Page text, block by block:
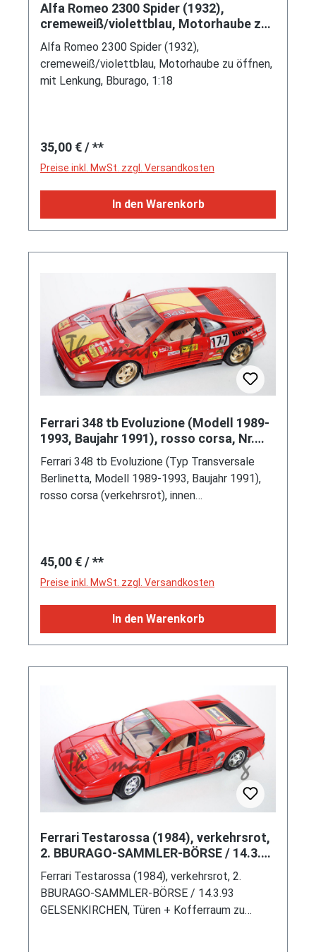
Alfa Romeo 2300 Spider (1932),
cremeweiß/violettblau, Motorhaube zu
öffnen, mit Lenkung, Bburago, 1:
Alfa Romeo 2300 Spider (1932),
cremeweiß/violettblau, Motorhaube zu öffnen,
mit Lenkung, Bburago, 1:18
Regulärer Preis:
35,00 €/ **
Preise inkl. MwSt. zzgl. Versandkosten
In den Warenkorb
Ferrari 348 tb Evoluzione (Modell 1989-
1993, Baujahr 1991), rosso corsa, Nr.
177, Bburago, 1:18
Ferrari 348 tb Evoluzione (Typ Transversale
Berlinetta, Modell 1989-1993, Baujahr 1991),
rosso corsa (verkehrsrot), innen
Théodore Jacques René (Teddy) Pilette, Nr.
177, Sponsoren: Agip / speedline / SXF /
vorne + Heckklappe zu öffnen, Vorderräder
lenkbar, Bburago DIE CAST metal with plastic
parts / DIAMONDS 1:18, 1:18 (EAN
8002455030290)
Regulärer Preis:
45,00 €/ **
Preise inkl. MwSt. zzgl. Versandkosten
In den Warenkorb
Ferrari Testarossa (1984), verkehrsrot,
2. BBURAGO-SAMMLER-BÖRSE / 14.3.93
GELSENKIRCHEN, Türen + Ko
Ferrari Testarossa (1984), verkehrsrot, 2.
BBURAGO-SAMMLER-BÖRSE / 14.3.93
GELSENKIRCHEN, Türen + Kofferraum zu